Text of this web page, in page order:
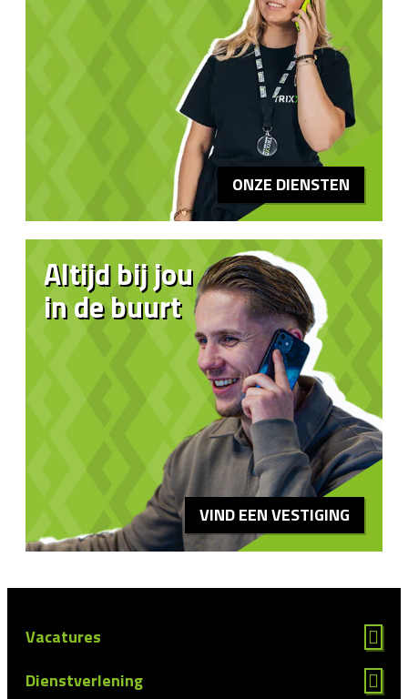
ONZE DIENSTEN
Altijd bij jou
in de buurt
VIND EEN VESTIGING
Vacatures
Dienstverlening